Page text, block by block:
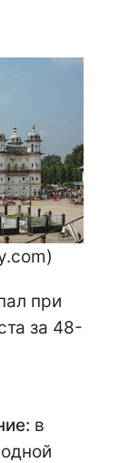
при
за 48-
в